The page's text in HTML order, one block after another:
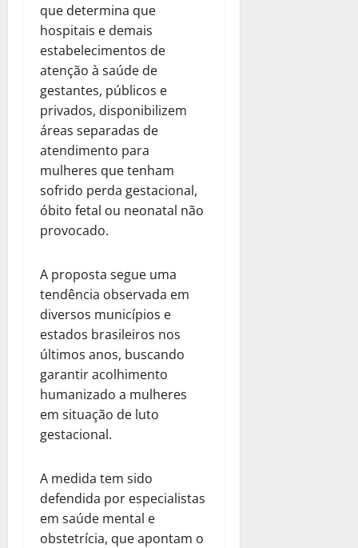
que determina que
hospitais e demais
estabelecimentos de
atenção à saúde de
gestantes, públicos e
privados, disponibilizem
áreas separadas de
atendimento para
mulheres que tenham
sofrido perda gestacional,
óbito fetal ou neonatal não
provocado.
A proposta segue uma
tendência observada em
diversos municípios e
estados brasileiros nos
últimos anos, buscando
garantir acolhimento
humanizado a mulheres
em situação de luto
gestacional.
A medida tem sido
defendida por especialistas
em saúde mental e
obstetrícia, que apontam o